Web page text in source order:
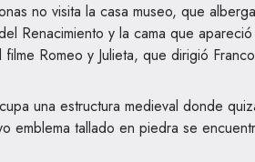
no visita la casa museo, que
Renacimiento y la cama que
Romeo y Julieta, que dirigió
una estructura medieval donde
emblema tallado en piedra se